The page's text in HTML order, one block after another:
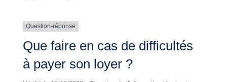
Question-réponse
Que faire en cas de difficultés
à payer son loyer ?